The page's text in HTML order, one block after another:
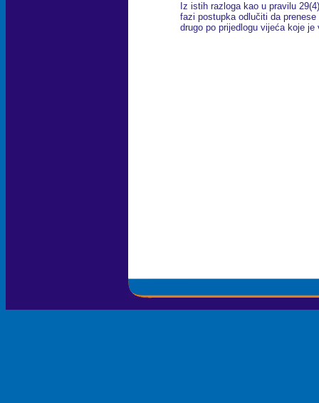
Iz istih razloga kao u pravilu
fazi postupka odlučiti da
drugo po prijedlogu vijeća koje